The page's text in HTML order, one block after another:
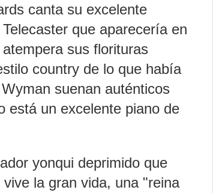
canta su excelente
que aparecería en
sus florituras
country de lo que había
suenan auténticos
está un excelente piano de
yonqui deprimido que
la gran vida, una "reina